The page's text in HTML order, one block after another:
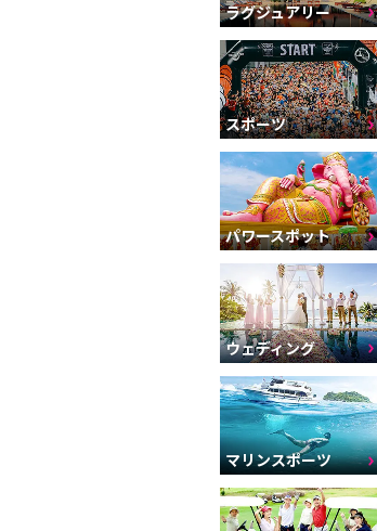
ラグジュアリー
スポーツ
パワースポット
ウェディング
マリンスポーツ